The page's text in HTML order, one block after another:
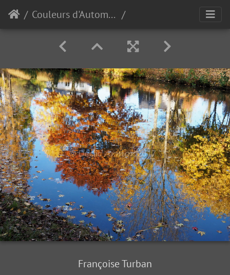
Couleurs d'Automne
Françoise Turban